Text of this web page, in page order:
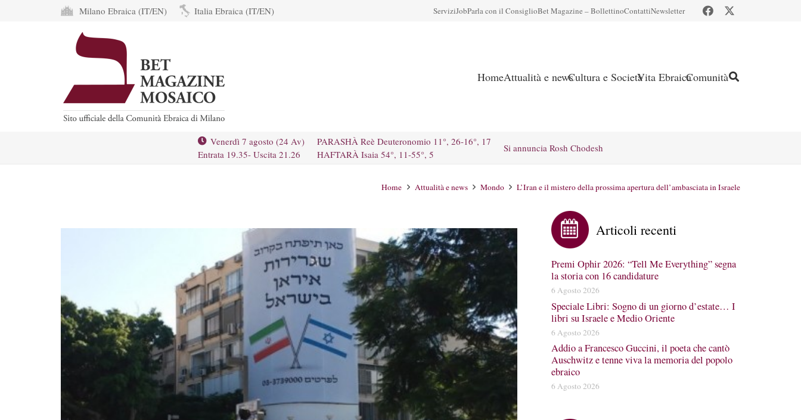
Milano Ebraica (IT/EN) Italia Ebraica (IT/EN) ServiziJobParla con il ConsiglioBet Magazine – BollettinoContattiNewsletter
HomeAttualità e newsCultura e SocietàVita EbraicaComunità
Venerdì 7 agosto (24 Av)
Entrata 19.35- Uscita 21.26
PARASHÀ Reè Deuteronomio 11°, 26-16°, 17
HAFTARÀ Isaia 54°, 11-55°, 5
Si annuncia Rosh Chodesh
Home Attualità e news Mondo L’Iran e il mistero della prossima apertura dell’ambasciata in Israele
Articoli recenti
Premi Ophir 2026: “Tell Me Everything” segna
la storia con 16 candidature
6 Agosto 2026
Speciale Libri: Sogno di un giorno d’estate… I
libri su Israele e Medio Oriente
6 Agosto 2026
Addio a Francesco Guccini, il poeta che cantò
Auschwitz e tenne viva la memoria del popolo
ebraico
6 Agosto 2026